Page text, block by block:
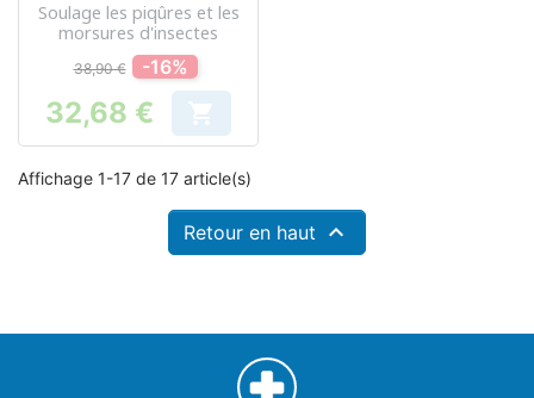
Soulage les piqûres et les
morsures d'insectes
38,90 € -16%
Prix
32,68 € 
Affichage 1-17 de 17 article(s)
Retour en haut 